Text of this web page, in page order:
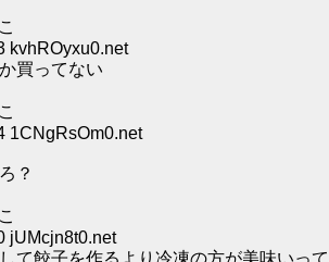
kvhROyxu0.net
買ってない
1CNgRsOm0.net
？
jUMcjn8t0.net
て餃子を作るより冷凍の方が美味いって